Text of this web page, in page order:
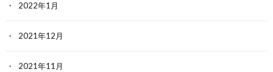
2022年1月
2021年12月
2021年11月